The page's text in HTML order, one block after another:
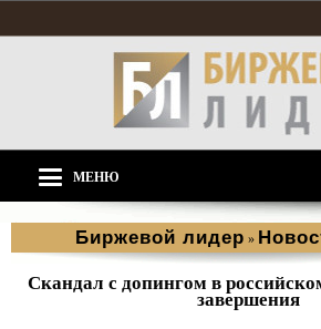
МЕНЮ
Биржевой лидер »
Скандал с допингом в
завершения